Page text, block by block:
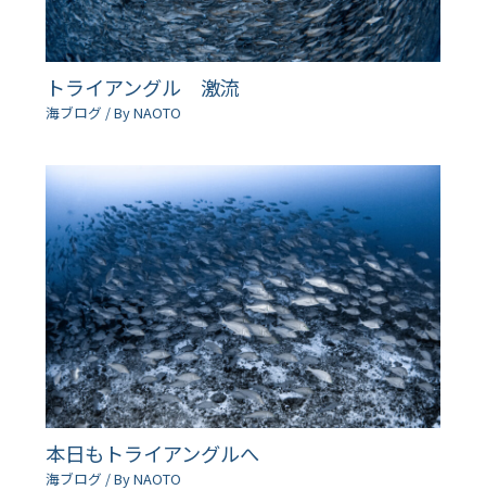
トライアングル 激流
海ブログ / ByNAOTO
本日もトライアングルへ
海ブログ / ByNAOTO